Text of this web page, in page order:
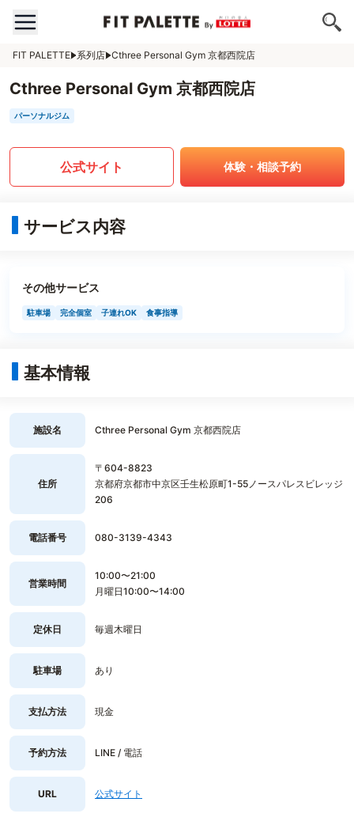
FIT PALETTE 系列店 Cthree Personal Gym 京都西院店
Cthree Personal Gym 京都西院店
パーソナルジム
公式サイト 体験・相談予約
サービス内容
その他サービス
駐車場 完全個室 子連れOK 食事指導
基本情報
施設名 Cthree Personal Gym 京都西院店
住所
〒604-8823
京都府京都市中京区壬生松原町1-55ノースパレスビレッジ
206
電話番号 080-3139-4343
営業時間
10:00〜21:00
月曜日10:00〜14:00
定休日 毎週木曜日
駐車場 あり
支払方法 現金
予約方法 LINE / 電話
URL 公式サイト